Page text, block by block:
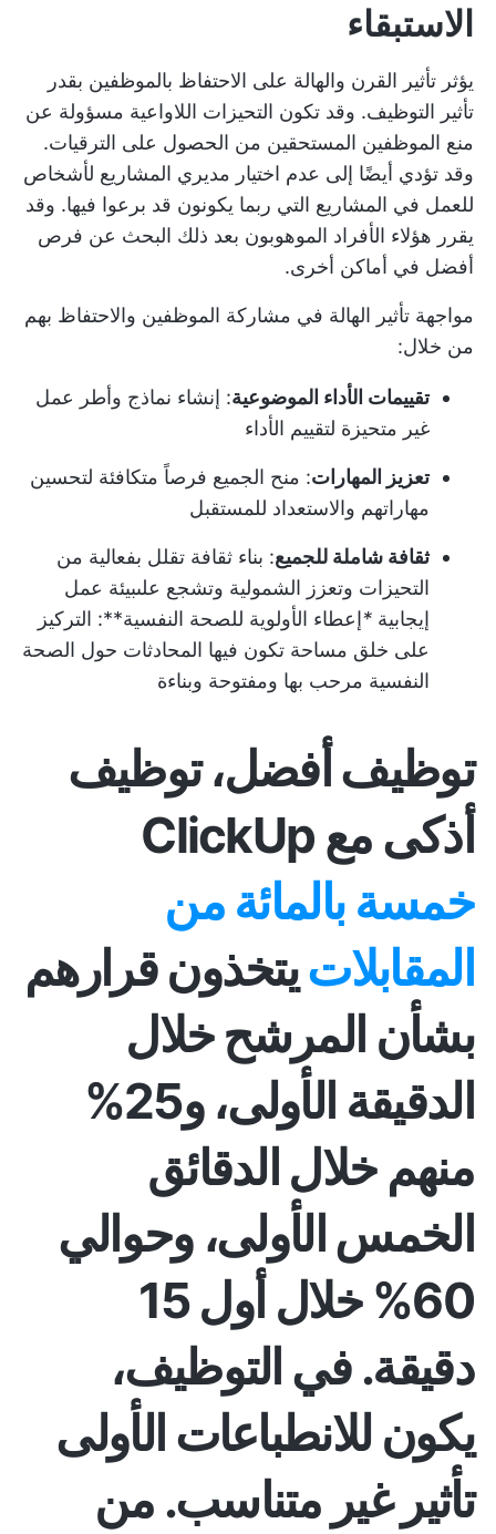
الاستبقاء
يؤثر تأثير القرن والهالة على الاحتفاظ بالموظفين بقدر
تأثير التوظيف. وقد تكون التحيزات اللاواعية مسؤولة عن
منع الموظفين المستحقين من الحصول على الترقيات.
وقد تؤدي أيضًا إلى عدم اختيار مديري المشاريع لأشخاص
للعمل في المشاريع التي ربما يكونون قد برعوا فيها. وقد
يقرر هؤلاء الأفراد الموهوبون بعد ذلك البحث عن فرص
أفضل في أماكن أخرى.
مواجهة تأثير الهالة في مشاركة الموظفين والاحتفاظ بهم
من خلال:
تقييمات الأداء الموضوعية: إنشاء نماذج وأطر عمل
غير متحيزة لتقييم الأداء
تعزيز المهارات: منح الجميع فرصاً متكافئة لتحسين
مهاراتهم والاستعداد للمستقبل
ثقافة شاملة للجميع: بناء ثقافة تقلل بفعالية من
التحيزات وتعزز الشمولية وتشجع علىبيئة عمل
إيجابية *إعطاء الأولوية للصحة النفسية**: التركيز
على خلق مساحة تكون فيها المحادثات حول الصحة
النفسية مرحب بها ومفتوحة وبناءة
توظيف أفضل، توظيف
أذكى مع ClickUp
خمسة بالمائة من
المقابلاتيتخذون قرارهم
بشأن المرشح خلال
الدقيقة الأولى، و25%
منهم خلال الدقائق
الخمس الأولى، وحوالي
60% خلال أول 15
دقيقة. في التوظيف،
يكون للانطباعات الأولى
تأثير غير متناسب. من